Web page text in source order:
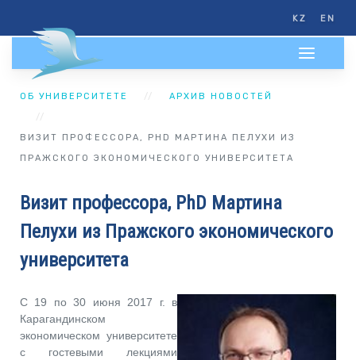
KZ EN
ОБ УНИВЕРСИТЕТЕ АРХИВ НОВОСТЕЙ
ВИЗИТ ПРОФЕССОРА, PHD МАРТИНА ПЕЛУХИ ИЗ
ПРАЖСКОГО ЭКОНОМИЧЕСКОГО УНИВЕРСИТЕТА
Визит профессора, PhD Мартина
Пелухи из Пражского экономического
университета
С 19 по 30 июня 2017 г. в
Карагандинском
экономическом университете
с гостевыми лекциями